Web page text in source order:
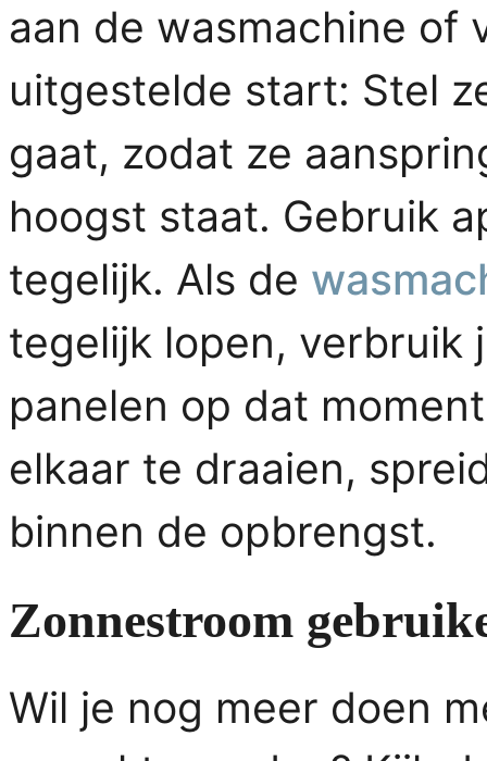
aan de wasmachine of
uitgestelde start: Stel
gaat, zodat ze
hoogst staat. Gebruik
tegelijk. Als de
tegelijk lopen, verbruik
panelen op dat
elkaar te draaien,
binnen de opbrengst.
Zonnestroom
Wil je nog meer doen